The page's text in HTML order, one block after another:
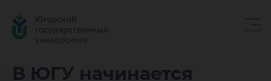
В ЮГУ начинается